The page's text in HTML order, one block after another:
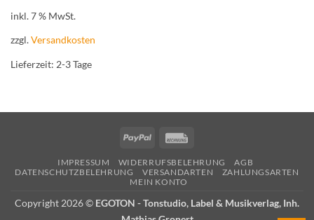
inkl. 7 % MwSt.
zzgl.Versandkosten
Lieferzeit: 2-3 Tage
PayPal
IMPRESSUM WIDERRUFSBELEHRUNG
AGB
DATENSCHUTZBELEHRUNG
VERSANDARTEN
ZAHLUNGSARTEN
MEIN KONTO
Copyright 2026 © EGOTON - Tonstudio, Label & Musikverlag, Inh.